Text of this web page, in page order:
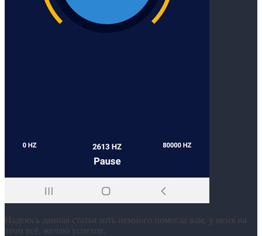
Надеюсь данная статья хоть немного помогла вам, у меня на
этом всё, желаю успехов.